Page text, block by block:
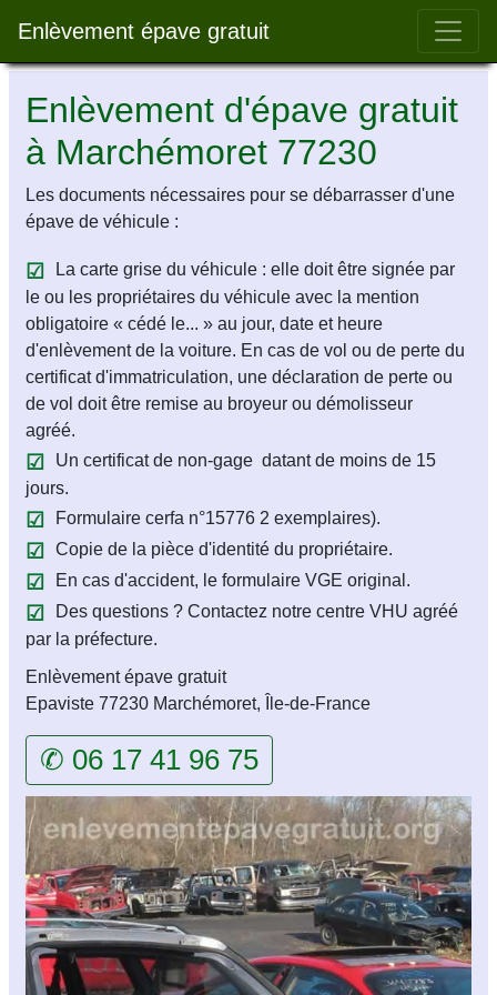
Enlèvement épave gratuit Bar
Enlèvement d'épave gratuit
à Marchémoret 77230
Les documents nécessaires pour se débarrasser d'une
épave de véhicule :
La carte grise du véhicule : elle doit être signée par
le ou les propriétaires du véhicule avec la mention
obligatoire « cédé le... » au jour, date et heure
d'enlèvement de la voiture. En cas de vol ou de perte du
certificat d'immatriculation, une déclaration de perte ou
de vol doit être remise au broyeur ou démolisseur
agréé.
Un certificat de non-gage datant de moins de 15
jours.
Formulaire cerfa n°15776 2 exemplaires).
Copie de la pièce d'identité du propriétaire.
En cas d'accident, le formulaire VGE original.
Des questions ? Contactez notre centre VHU agréé
par la préfecture.
Enlèvement épave gratuit
Epaviste 77230 Marchémoret, Île-de-France
✆ 06 17 41 96 75